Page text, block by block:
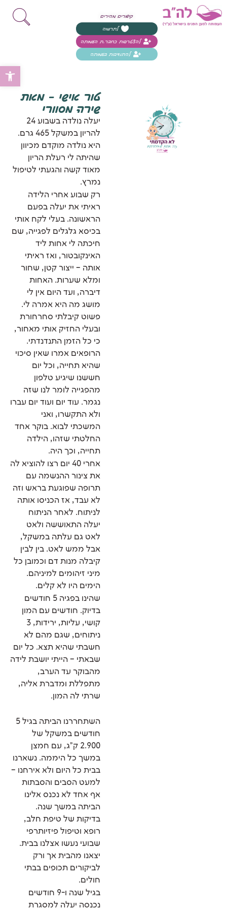
קישורים מהירים
לתרומה
להצטרפות כחבר.ת העמותה
להתנדבות בעמותה
טור אישי – מאת
שירה מסוורי
יעלה נולדה בשבוע 24
להריון במשקל 465 גרם.
היא נולדה מוקדם מכיוון
שהיתה לי רעלת הריון
מאוד קשה והגעתי לטיפול
נמרץ.
רק שבוע אחרי הלידה
ראיתי את יעלה בפעם
הראשונה. בעלי לקח אותי
בכיסא גלגלים לפגייה, שם
חיכתה לי אחות ליד
האינקובטור, ואז ראיתי
אותה – ייצור קטן, שחור
ומלא שערות. האחות
דיברה, ועד היום אין לי
מושג מה היא אמרה לי.
פשוט קיבלתי סחרחורת
ובעלי החזיק אותי מאחור,
כי כל הזמן התנדנדתי.
הרופאים אמרו שאין סיכוי
שהיא תחייה, וכל יום
חששנו שיגיע טלפון
מהפגייה לומר לנו שזה
נגמר. עוד יום ועוד יום עברו
ולא התקשרו, ואני
המשכתי לבוא. בוקר אחד
החלטתי שזהו, הילדה
תחייה, וכך היה.
אחרי 40 יום רצו להוציא לה
את צינור ההנשמה עם
תרופה שפוגעת בראש וזה
לא עבד, אז הכניסו אותה
לניתוח. לאחר הניתוח
יעלה התאוששה ולאט
לאט גם עלתה במשקל,
אבל ממש לאט. בין לבין
קיבלה מנות דם וכמובן כל
מיני זיהומים למיניהם.
הימים היו לא קלים.
שהינו בפגיה 5 חודשים
בדיוק. חודשים עם המון
קושי, עליות, ירידות, 3
ניתוחים, שגם מהם לא
חשבתי שהיא תצא. כל יום
שבאתי – הייתי יושבת לידה
מהבוקר עד הערב,
מתפללת ומדברת אליה,
שרתי לה המון.
השתחררנו הביתה בגיל 5
חודשים במשקל של
2.900 ק"ג, עם חמצן
במשך כל היממה. נשארנו
בבית כל היום ולא אירחנו –
למעט הסבים והסבתות
אף אחד לא נכנס אלינו
הביתה במשך שנה.
בדיקות של טיפת חלב,
רופא וטיפול פיזיותרפי
שבועי נעשו אצלנו בבית.
יצאנו מהבית אך ורק
לביקורים תכופים בבתי
חולים.
בגיל שנה ו-9 חודשים
נכנסה יעלה למסגרת